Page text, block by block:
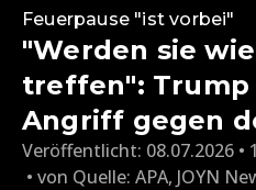
Feuerpause "ist vorbei"
"Werden sie
treffen":
Angriff gegen
Veröffentlicht: 08.07.2026 •
von Quelle: APA, JOYN